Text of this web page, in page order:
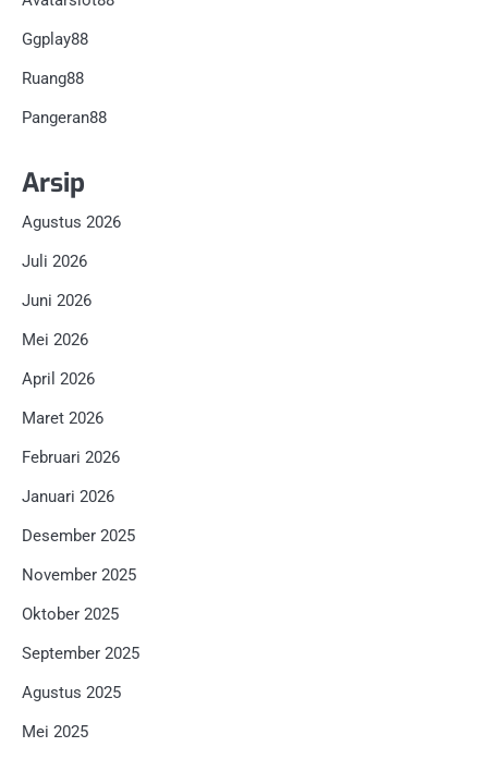
Ggplay88
Ruang88
Pangeran88
Arsip
Agustus 2026
Juli 2026
Juni 2026
Mei 2026
April 2026
Maret 2026
Februari 2026
Januari 2026
Desember 2025
November 2025
Oktober 2025
September 2025
Agustus 2025
Mei 2025